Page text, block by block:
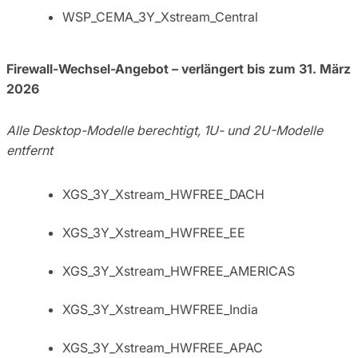
WSP_CEMA_3Y_Xstream_Central
Firewall-Wechsel-Angebot – verlängert bis zum 31. März
2026
Alle Desktop-Modelle berechtigt, 1U- und 2U-Modelle
entfernt
XGS_3Y_Xstream_HWFREE_DACH
XGS_3Y_Xstream_HWFREE_EE
XGS_3Y_Xstream_HWFREE_AMERICAS
XGS_3Y_Xstream_HWFREE_India
XGS_3Y_Xstream_HWFREE_APAC